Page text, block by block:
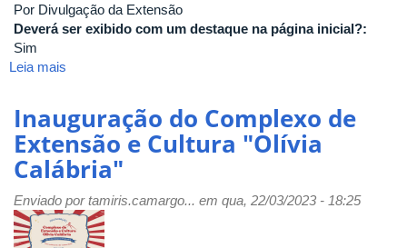
Por Divulgação da Extensão
Deverá ser exibido com um destaque na página inicial?:
Sim
Leia mais
Complexo
de
Extensão
e
Cultura
Olívia
Calábria
Inauguração do Complexo de
Extensão e Cultura "Olívia
Calábria"
Enviado portamiris.camargo... em qua, 22/03/2023 - 18:25